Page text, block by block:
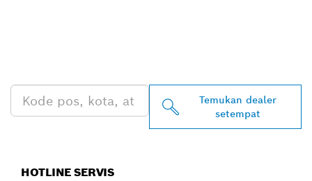
Temukan dealer
setempat
HOTLINE SERVIS